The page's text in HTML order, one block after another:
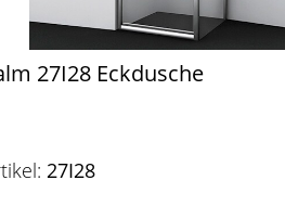
27I28 Eckdusche
27I28